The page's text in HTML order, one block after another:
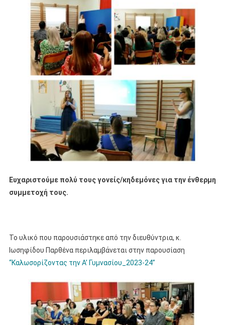
Ευχαριστούμε πολύ τους γονείς/κηδεμόνες για την ένθερμη
συμμετοχή τους.
Το υλικό που παρουσιάστηκε από την διευθύντρια, κ.
Ιωσηφίδου Παρθένα περιλαμβάνεται στην παρουσίαση
“Καλωσορίζοντας την Α’ Γυμνασίου_2023-24”